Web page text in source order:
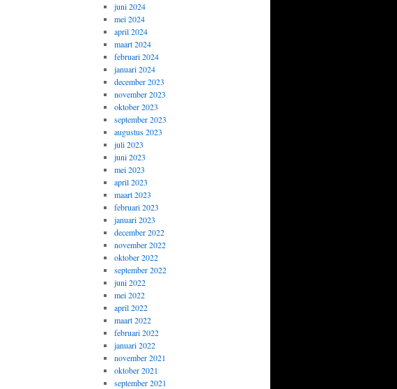
juni 2024
mei 2024
april 2024
maart 2024
februari 2024
januari 2024
december 2023
november 2023
oktober 2023
september 2023
augustus 2023
juli 2023
juni 2023
mei 2023
april 2023
maart 2023
februari 2023
januari 2023
december 2022
november 2022
oktober 2022
september 2022
juni 2022
mei 2022
april 2022
maart 2022
februari 2022
januari 2022
november 2021
oktober 2021
september 2021